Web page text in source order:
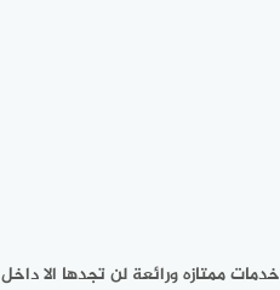
خدمات ممتازه ورائعة لن تجدها الا